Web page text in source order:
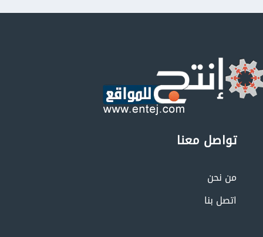
تواصل معنا
من نحن
اتصل بنا